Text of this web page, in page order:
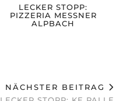
LECKER STOPP:
PIZZERIA MESSNER
ALPBACH
NÄCHSTER BEITRAG